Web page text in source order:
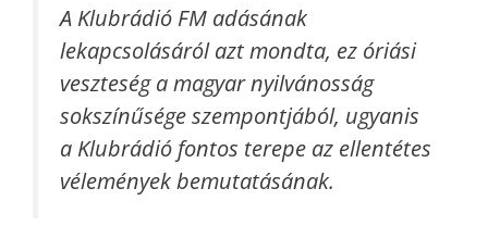
A Klubrádió FM adásának
lekapcsolásáról azt mondta, ez óriási
veszteség a magyar nyilvánosság
sokszínűsége szempontjából, ugyanis
a Klubrádió fontos terepe az ellentétes
vélemények bemutatásának.